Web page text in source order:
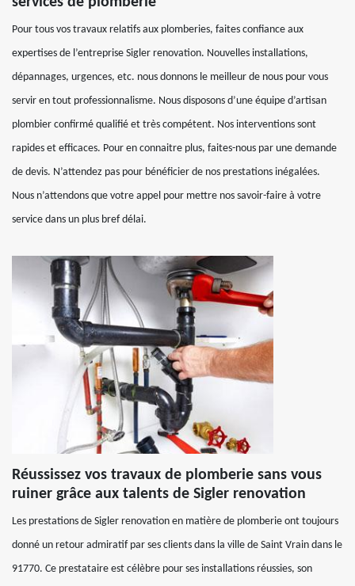
Pour tous vos travaux relatifs aux plomberies, faites confiance aux
expertises de l’entreprise Sigler renovation. Nouvelles installations,
dépannages, urgences, etc. nous donnons le meilleur de nous pour vous
servir en tout professionnalisme. Nous disposons d’une équipe d’artisan
plombier confirmé qualifié et très compétent. Nos interventions sont
rapides et efficaces. Pour en connaitre plus, faites-nous par une demande
de devis. N’attendez pas pour bénéficier de nos prestations inégalées.
Nous n’attendons que votre appel pour mettre nos savoir-faire à votre
service dans un plus bref délai.
Réussissez vos travaux de plomberie sans vous
ruiner grâce aux talents de Sigler renovation
Les prestations de Sigler renovation en matière de plomberie ont toujours
donné un retour admiratif par ses clients dans la ville de Saint Vrain dans le
91770. Ce prestataire est célèbre pour ses installations réussies, son